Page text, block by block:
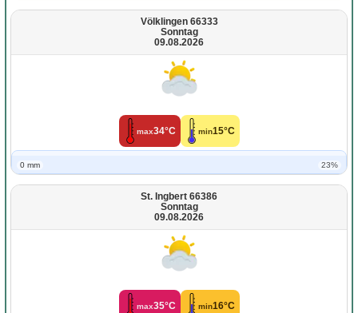
Völklingen 66333
Sonntag
09.08.2026
max34°C min15°C
0 mm 23%
St. Ingbert 66386
Sonntag
09.08.2026
max35°C min16°C